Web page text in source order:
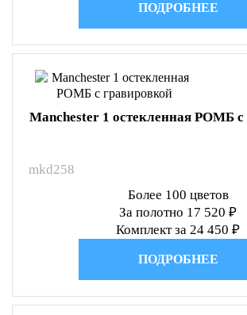
ПОДРОБНЕЕ
Manchester 1 остекленная РОМБ с
mkd258
Более 100 цветов
За полотно 17 520 ₽
Комплект за 24 450 ₽
ПОДРОБНЕЕ